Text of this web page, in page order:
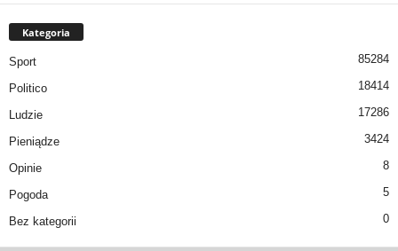
Kategoria
Sport 85284
Politico 18414
Ludzie 17286
Pieniądze 3424
Opinie 8
Pogoda 5
Bez kategorii 0